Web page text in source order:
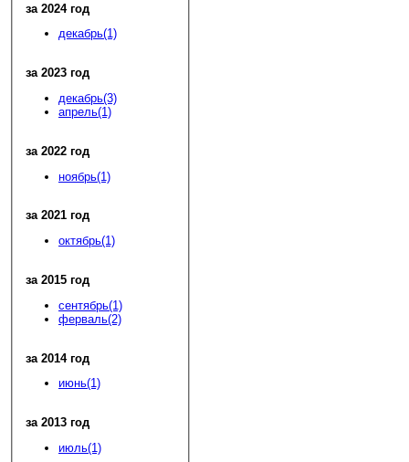
за 2024 год
декабрь(1)
за 2023 год
декабрь(3)
апрель(1)
за 2022 год
ноябрь(1)
за 2021 год
октябрь(1)
за 2015 год
сентябрь(1)
ферваль(2)
за 2014 год
июнь(1)
за 2013 год
июль(1)